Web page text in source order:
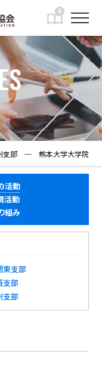
0
支部 ─ 熊本大学大学院
活動
活動
組み
東支部
支部
支部